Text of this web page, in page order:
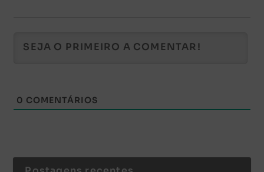
0 COMENTÁRIOS